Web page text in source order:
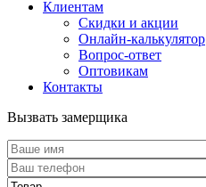
Клиентам
Скидки и акции
Онлайн-калькулятор
Вопрос-ответ
Оптовикам
Контакты
Вызвать замерщика